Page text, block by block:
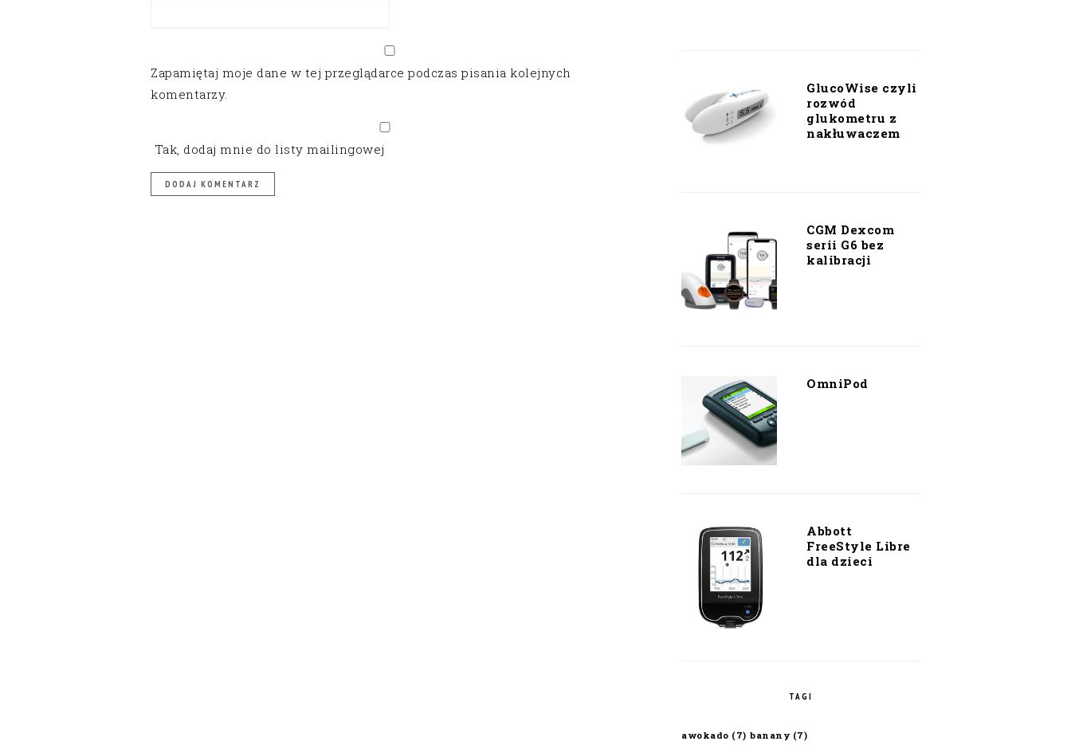
Zapamiętaj moje dane w tej przeglądarce podczas pisania kolejnych
komentarzy.
Tak, dodaj mnie do listy mailingowej
GlucoWise czyli
rozwód
glukometru z
nakłuwaczem
CGM Dexcom
serii G6 bez
kalibracji
OmniPod
Abbott
FreeStyle Libre
dla dzieci
TAGI
awokado (7) banany (7)